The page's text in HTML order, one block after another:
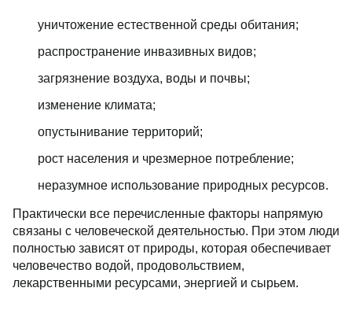
уничтожение естественной среды обитания;
распространение инвазивных видов;
загрязнение воздуха, воды и почвы;
изменение климата;
опустынивание территорий;
рост населения и чрезмерное потребление;
неразумное использование природных ресурсов.
Практически все перечисленные факторы напрямую
связаны с человеческой деятельностью. При этом люди
полностью зависят от природы, которая обеспечивает
человечество водой, продовольствием,
лекарственными ресурсами, энергией и сырьем.